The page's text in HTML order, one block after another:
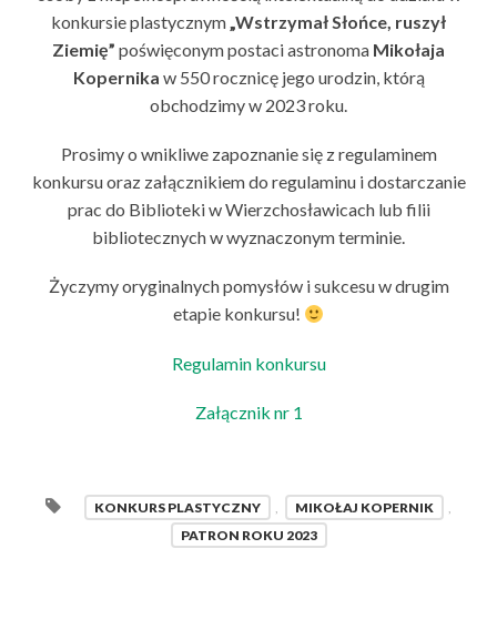
konkursie plastycznym„Wstrzymał Słońce, ruszył
Ziemię” poświęconym postaci astronoma Mikołaja
Kopernika w 550 rocznicę jego urodzin, którą
obchodzimy w 2023 roku.
Prosimy o wnikliwe zapoznanie się z regulaminem
konkursu oraz załącznikiem do regulaminu i dostarczanie
prac do Biblioteki w Wierzchosławicach lub filii
bibliotecznych w wyznaczonym terminie.
Życzymy oryginalnych pomysłów i sukcesu w drugim
etapie konkursu!
Regulamin konkursu
Załącznik nr 1
KONKURS PLASTYCZNY , MIKOŁAJ KOPERNIK
,
PATRON ROKU 2023